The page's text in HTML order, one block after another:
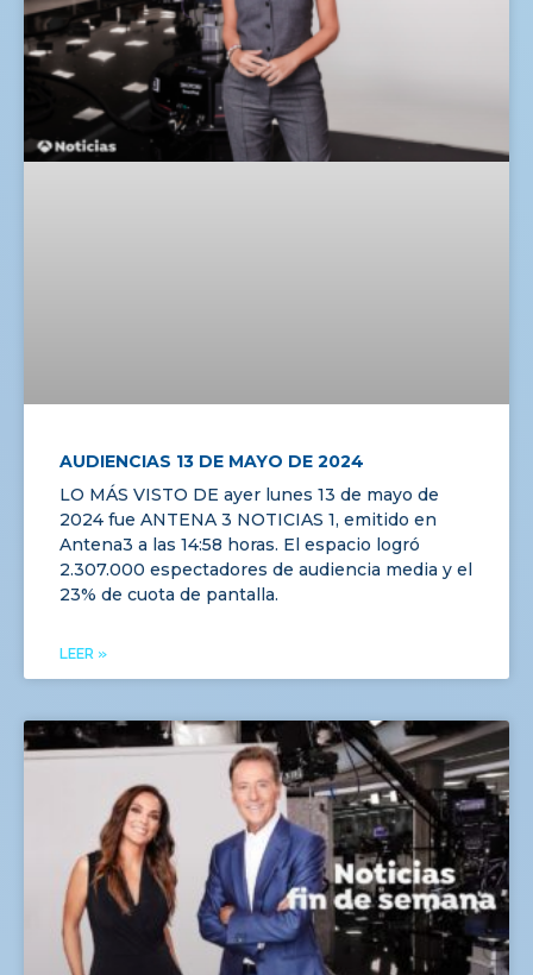
AUDIENCIAS 13 DE MAYO DE 2024
LO MÁS VISTO DE ayer lunes 13 de mayo de
2024 fue ANTENA 3 NOTICIAS 1, emitido en
Antena3 a las 14:58 horas. El espacio logró
2.307.000 espectadores de audiencia media y el
23% de cuota de pantalla.
LEER »